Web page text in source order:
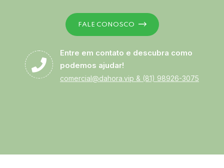
FALE CONOSCO
Entre em contato e descubra como
podemos ajudar!
comercial@dahora.vip & (81) 98926-3075